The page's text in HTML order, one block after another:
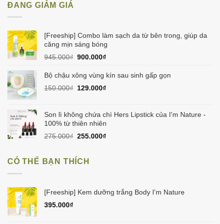
ĐANG GIẢM GIÁ
[Freeship] Combo làm sạch da từ bên trong, giúp da
căng mịn sáng bóng
945.000₫ Giá
là:
900.000₫Giá
tại
900.000₫.
Bộ chậu xông vùng kín sau sinh gấp gọn
150.000₫ Giá
150.000₫.
129.000₫Giá
là:
129.000₫.
Son lì không chứa chì Hers Lipstick của I'm Nature -
100% từ thiên nhiên
275.000₫ Giá
275.000₫.
255.000₫Giá
CÓ THỂ BẠN THÍCH
[Freeship] Kem dưỡng trắng Body I'm Nature
395.000₫